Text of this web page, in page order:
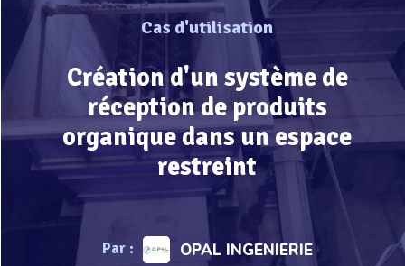
Cas d'utilisation
Création d'un système de
réception de produits
organique dans un espace
restreint
Par : OPAL INGENIERIE